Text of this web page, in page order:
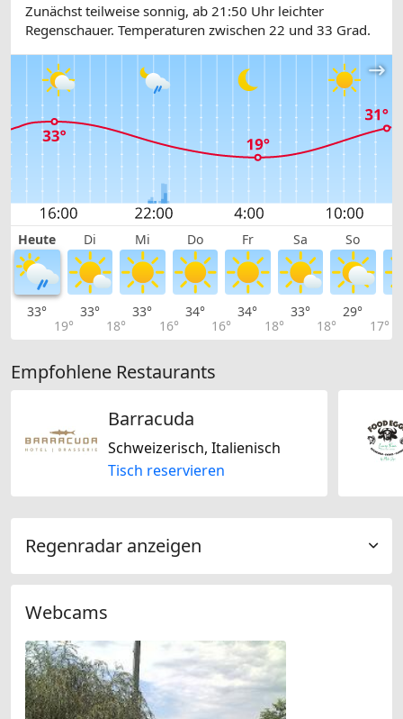
Zunächst teilweise sonnig, ab 21:50 Uhr leichter
Regenschauer. Temperaturen zwischen 22 und 33 Grad.
Heute Di Mi Do Fr Sa So
33°
19°
33°
18°
33°
16°
34°
16°
34°
18°
33°
18°
29°
17°
Empfohlene Restaurants
Barracuda
Schweizerisch, Italienisch
Tisch reservieren
Regenradar anzeigen
Webcams